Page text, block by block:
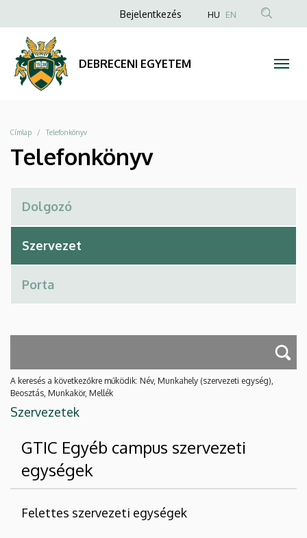
Telefonkönyv
DEBRECENI
EGYETEM
a
tartalomra
Anonim
menüje
Bejelentkezés HU EN
DEBRECENI EGYETEM
Morzsa
Címlap Telefonkönyv
Telefonkönyv
A keresés a következőkre működik: Név, Munkahely (szervezeti egység),
Beosztás, Munkakör, Mellék
Szervezetek
GTIC Egyéb campus szervezeti
egységek
Felettes szervezeti egységek